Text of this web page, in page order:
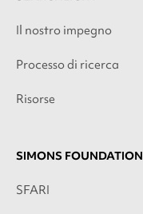
Il nostro impegno
Processo di ricerca
Risorse
SIMONS FOUNDATION
SFARI